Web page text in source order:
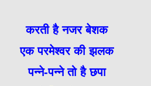
करती है नजर बेशक
एक परमेश्वर की झलक
पन्ने-पन्ने तो है छपा